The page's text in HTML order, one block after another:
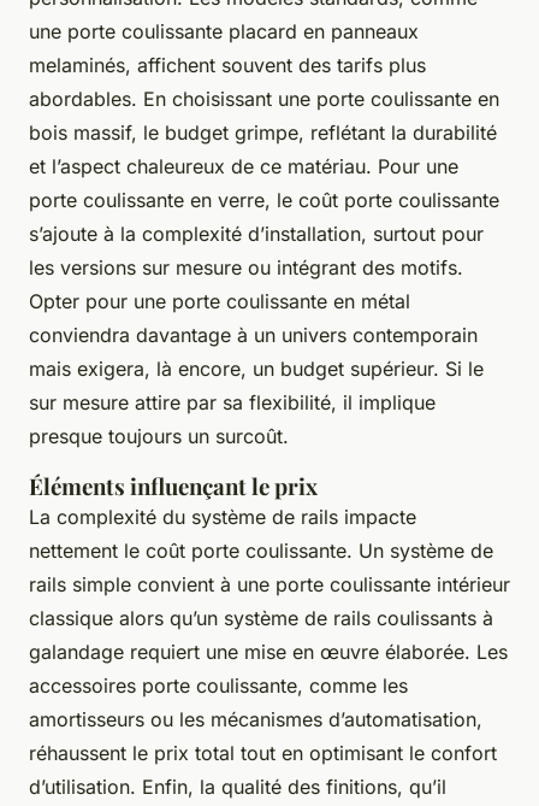
une porte coulissante placard en panneaux
melaminés, affichent souvent des tarifs plus
abordables. En choisissant une porte coulissante en
bois massif, le budget grimpe, reflétant la durabilité
et l’aspect chaleureux de ce matériau. Pour une
porte coulissante en verre, le coût porte coulissante
s’ajoute à la complexité d’installation, surtout pour
les versions sur mesure ou intégrant des motifs.
Opter pour une porte coulissante en métal
conviendra davantage à un univers contemporain
mais exigera, là encore, un budget supérieur. Si le
sur mesure attire par sa flexibilité, il implique
presque toujours un surcoût.
Éléments influençant le prix
La complexité du système de rails impacte
nettement le coût porte coulissante. Un système de
rails simple convient à une porte coulissante intérieur
classique alors qu’un système de rails coulissants à
galandage requiert une mise en œuvre élaborée. Les
accessoires porte coulissante, comme les
amortisseurs ou les mécanismes d’automatisation,
réhaussent le prix total tout en optimisant le confort
d’utilisation. Enfin, la qualité des finitions, qu’il